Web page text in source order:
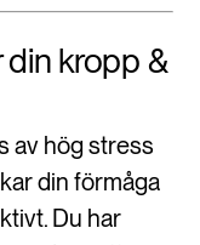
din kropp &
av hög stress
din förmåga
Du har